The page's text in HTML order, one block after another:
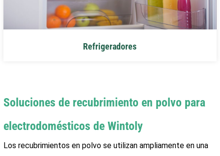
Refrigeradores
Soluciones de recubrimiento en polvo para
electrodomésticos de Wintoly
Los recubrimientos en polvo se utilizan ampliamente en una